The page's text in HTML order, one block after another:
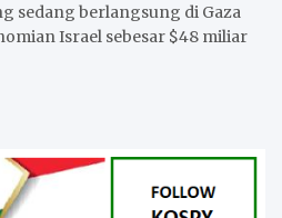
sedang berlangsung di Gaza
Israel sebesar $48 miliar